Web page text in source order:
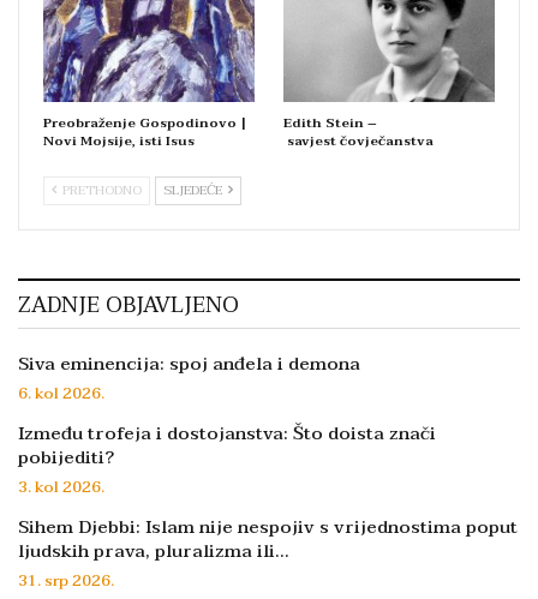
Preobraženje Gospodinovo |
Novi Mojsije, isti Isus
Edith Stein –
savjest čovječanstva
PRETHODNO SLJEDEĆE
ZADNJE OBJAVLJENO
Siva eminencija: spoj anđela i demona
6. kol 2026.
Između trofeja i dostojanstva: Što doista znači
pobijediti?
3. kol 2026.
Sihem Djebbi: Islam nije nespojiv s vrijednostima poput
ljudskih prava, pluralizma ili…
31. srp 2026.